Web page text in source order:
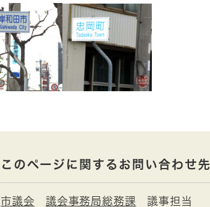
このページに関するお問い合わせ先
市議会 議会事務局総務課 議事担当